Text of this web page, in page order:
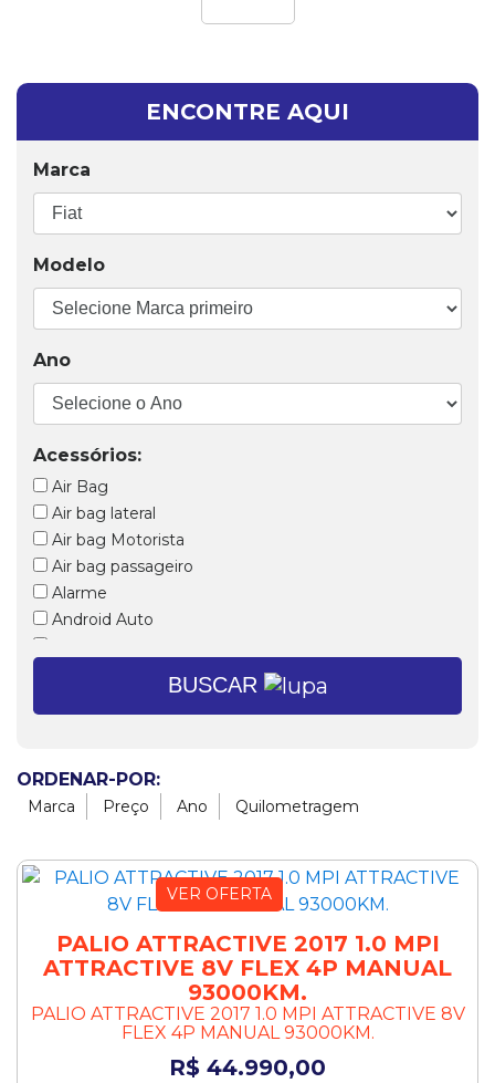
ENCONTRE AQUI
Marca
Modelo
Ano
Acessórios:
Air Bag
Air bag lateral
Air bag Motorista
Air bag passageiro
Alarme
Android Auto
Ar condicionado digital
Bancos dianteiros com aquecimento
Bancos em couro
Bluetooth
Brake Light
Calotas
Câmbio Dualogic
Câmera de ré
CarPlay
CD e MP3 Player
BUSCAR
ORDENAR-POR:
Marca Preço Ano Quilometragem
VER OFERTA
PALIO ATTRACTIVE 2017 1.0 MPI
ATTRACTIVE 8V FLEX 4P MANUAL
93000KM.
PALIO ATTRACTIVE 2017 1.0 MPI ATTRACTIVE 8V
FLEX 4P MANUAL 93000KM.
R$ 44.990,00